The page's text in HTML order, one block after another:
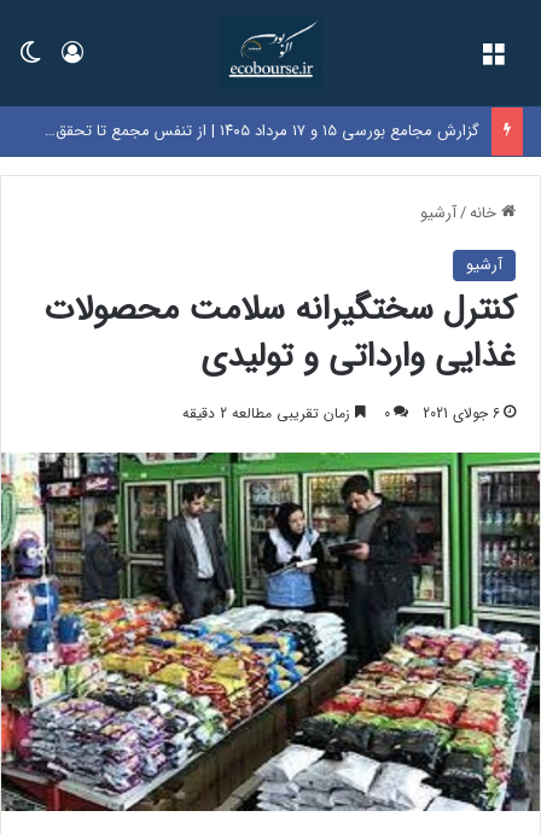
ورود
گزارش مجامع بورسی ۱۵ و ۱۷ مرداد ۱۴۰۵ | از تنفس مجمع تا تحقق زیان ۷۲۰ ریالی در این نماد‌ها
خانه/آرشیو
آرشیو
کنترل سختگیرانه سلامت محصولات
غذایی وارداتی و تولیدی
6 جولای 2021 0 زمان تقریبی مطالعه 2 دقیقه